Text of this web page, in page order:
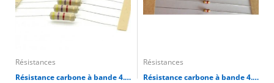
Résistances
Résistance carbone à bande 4.7K 0.25W 5% (10 pièces)
Résistances
Résistance carbone à bande 4.7K 1/6W 5% (10 pièces)